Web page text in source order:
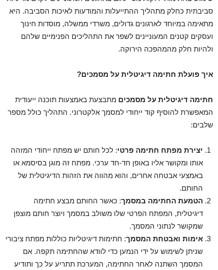
סביבתית כחלק מתהליך ההתייעלות והמודעות לאיכות הסביבה. היא
מתאימה במיוחד לארגונים גדולים, משרדי ממשלה, מוסדות חינוך
ועסקים קטנים המעוניינים לשפר את התהליכים הפנימיים שלהם
ולהיות חלק מהמהפכה הירוקה.
איך פועלת חתימה דיגיטלית על מסמכים?
חתימה דיגיטלית על מסמכים מתבצעת באמצעות תוכנה ייעודית
המאפשרת להוסיף קוד ייחודי למסמך אלקטרוני. התהליך כולל מספר
שלבים:
יצירת מפתח חתימה פרטי: לכל חותם יש מפתח ייחודי המזהה
אותו ומקושר אליו באופן חד-חד ערכי. מפתח זה מוגן בסיסמא או
באמצעי אבטחה אחרים, והוא מהווה את הזהות הדיגיטלית של
החותם.
הטמעת החתימה במסמך: כאשר החותם מבצע חתימה
דיגיטלית, המפתח הפרטי שלו משולב במסמך ויוצר חותם מוצפן
שמקושר לנתוני המסמך.
אימות ואבטחת המסמך: חתימות דיגיטליות כוללות מפתח ציבורי
שניתן לשימוש על ידי הנמען כדי לוודא שהחתימה תקפה. אם
המסמך השתנה לאחר החתימה, המערכת תתריע על כך ותודיע